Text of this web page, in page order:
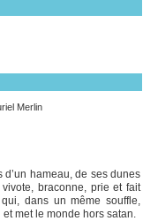
Merlin
d’un hameau, de ses dunes
braconne, prie et fait
dans un même souffle,
met le monde hors satan.